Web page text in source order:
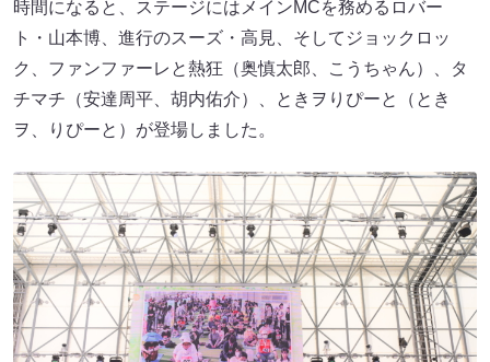
時間になると、ステージにはメインMCを務めるロバー
ト・山本博、進行のスーズ・高見、そしてジョックロッ
ク、ファンファーレと熱狂（奥慎太郎、こうちゃん）、タ
チマチ（安達周平、胡内佑介）、ときヲりぴーと（とき
ヲ、りぴーと）が登場しました。